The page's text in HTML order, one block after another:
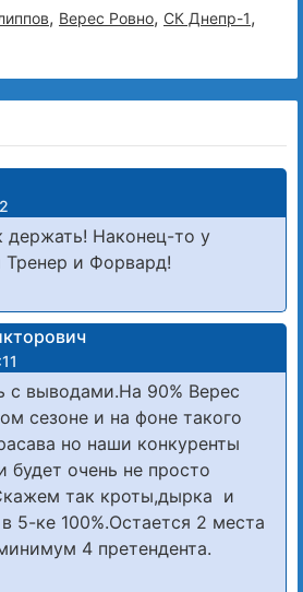
, Верес Ровно, СК Днепр-1,
держать! Наконец-то у
и Форвард!
с выводами.На 90% Верес
сезоне и на фоне такого
но наши конкуренты
будет очень не просто
так кроты,дырка и
5-ке 100%.Остается 2 места
4 претендента.